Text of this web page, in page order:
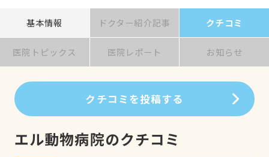
基本情報 ドクター紹介記事 クチコミ
医院トピックス 医院レポート お知らせ
クチコミを投稿する
エル動物病院のクチコミ